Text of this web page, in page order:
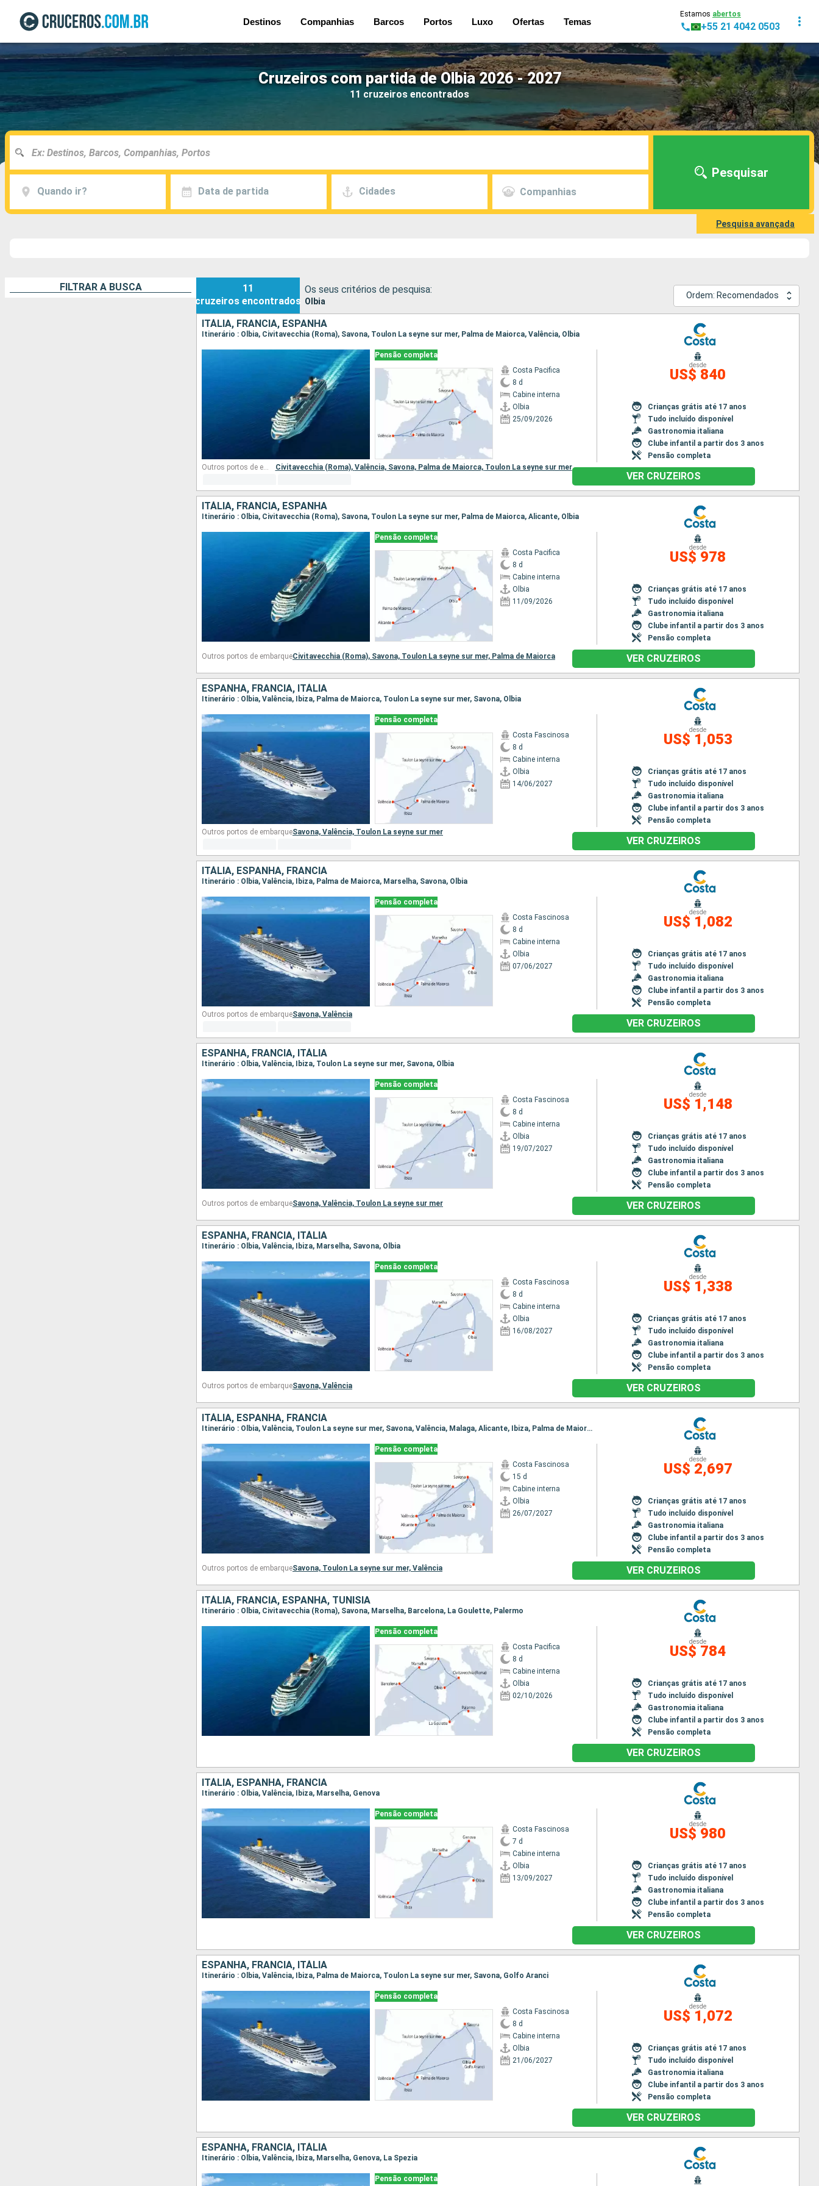
Destinos Companhias Barcos Portos Luxo Ofertas Temas
Estamos abertos
+55 21 4042 0503
Cruzeiros com partida de Olbia 2026 - 2027
11 cruzeiros encontrados
Quando ir? Data de partida Cidades Companhias
Pesquisar
Pesquisa avançada
FILTRAR A BUSCA
11
cruzeiros encontrados
Os seus critérios de pesquisa:
Olbia
Ordem: Recomendados
ITÁLIA, FRANCIA, ESPANHA
Itinerário : Olbia, Civitavecchia (Roma), Savona, Toulon La seyne sur mer, Palma de Maiorca, Valência, Olbia
Pensão completa
Costa Pacifica
8 d
Cabine interna
Olbia
25/09/2026
desde
US$ 840
Crianças grátis até 17 anos
Tudo incluído disponível
Gastronomia italiana
Clube infantil a partir dos 3 anos
Pensão completa
Outros portos de embarque
Civitavecchia (Roma), Valência, Savona, Palma de Maiorca, Toulon La seyne sur mer
VER CRUZEIROS
ITÁLIA, FRANCIA, ESPANHA
Itinerário : Olbia, Civitavecchia (Roma), Savona, Toulon La seyne sur mer, Palma de Maiorca, Alicante, Olbia
Pensão completa
Costa Pacifica
8 d
Cabine interna
Olbia
11/09/2026
desde
US$ 978
Crianças grátis até 17 anos
Tudo incluído disponível
Gastronomia italiana
Clube infantil a partir dos 3 anos
Pensão completa
Outros portos de embarqueCivitavecchia (Roma), Savona, Toulon La seyne sur mer, Palma de Maiorca VER CRUZEIROS
ESPANHA, FRANCIA, ITÁLIA
Itinerário : Olbia, Valência, Ibiza, Palma de Maiorca, Toulon La seyne sur mer, Savona, Olbia
Pensão completa
Costa Fascinosa
8 d
Cabine interna
Olbia
14/06/2027
desde
US$ 1,053
Crianças grátis até 17 anos
Tudo incluído disponível
Gastronomia italiana
Clube infantil a partir dos 3 anos
Pensão completa
Outros portos de embarqueSavona, Valência, Toulon La seyne sur mer
VER CRUZEIROS
ITÁLIA, ESPANHA, FRANCIA
Itinerário : Olbia, Valência, Ibiza, Palma de Maiorca, Marselha, Savona, Olbia
Pensão completa
Costa Fascinosa
8 d
Cabine interna
Olbia
07/06/2027
desde
US$ 1,082
Crianças grátis até 17 anos
Tudo incluído disponível
Gastronomia italiana
Clube infantil a partir dos 3 anos
Pensão completa
Outros portos de embarqueSavona, Valência
VER CRUZEIROS
ESPANHA, FRANCIA, ITÁLIA
Itinerário : Olbia, Valência, Ibiza, Toulon La seyne sur mer, Savona, Olbia
Pensão completa
Costa Fascinosa
8 d
Cabine interna
Olbia
19/07/2027
desde
US$ 1,148
Crianças grátis até 17 anos
Tudo incluído disponível
Gastronomia italiana
Clube infantil a partir dos 3 anos
Pensão completa
Outros portos de embarqueSavona, Valência, Toulon La seyne sur mer VER CRUZEIROS
ESPANHA, FRANCIA, ITÁLIA
Itinerário : Olbia, Valência, Ibiza, Marselha, Savona, Olbia
Pensão completa
Costa Fascinosa
8 d
Cabine interna
Olbia
16/08/2027
desde
US$ 1,338
Crianças grátis até 17 anos
Tudo incluído disponível
Gastronomia italiana
Clube infantil a partir dos 3 anos
Pensão completa
Outros portos de embarqueSavona, Valência VER CRUZEIROS
ITÁLIA, ESPANHA, FRANCIA
Itinerário : Olbia, Valência, Toulon La seyne sur mer, Savona, Valência, Malaga, Alicante, Ibiza, Palma de Maiorca, Toulon La seyne sur mer, Savona, Olbia
Pensão completa
Costa Fascinosa
15 d
Cabine interna
Olbia
26/07/2027
desde
US$ 2,697
Crianças grátis até 17 anos
Tudo incluído disponível
Gastronomia italiana
Clube infantil a partir dos 3 anos
Pensão completa
Outros portos de embarqueSavona, Toulon La seyne sur mer, Valência VER CRUZEIROS
ITÁLIA, FRANCIA, ESPANHA, TUNÍSIA
Itinerário : Olbia, Civitavecchia (Roma), Savona, Marselha, Barcelona, La Goulette, Palermo
Pensão completa
Costa Pacifica
8 d
Cabine interna
Olbia
02/10/2026
desde
US$ 784
Crianças grátis até 17 anos
Tudo incluído disponível
Gastronomia italiana
Clube infantil a partir dos 3 anos
Pensão completa
VER CRUZEIROS
ITÁLIA, ESPANHA, FRANCIA
Itinerário : Olbia, Valência, Ibiza, Marselha, Genova
Pensão completa
Costa Fascinosa
7 d
Cabine interna
Olbia
13/09/2027
desde
US$ 980
Crianças grátis até 17 anos
Tudo incluído disponível
Gastronomia italiana
Clube infantil a partir dos 3 anos
Pensão completa
VER CRUZEIROS
ESPANHA, FRANCIA, ITÁLIA
Itinerário : Olbia, Valência, Ibiza, Palma de Maiorca, Toulon La seyne sur mer, Savona, Golfo Aranci
Pensão completa
Costa Fascinosa
8 d
Cabine interna
Olbia
21/06/2027
desde
US$ 1,072
Crianças grátis até 17 anos
Tudo incluído disponível
Gastronomia italiana
Clube infantil a partir dos 3 anos
Pensão completa
VER CRUZEIROS
ESPANHA, FRANCIA, ITÁLIA
Itinerário : Olbia, Valência, Ibiza, Marselha, Genova, La Spezia
Pensão completa